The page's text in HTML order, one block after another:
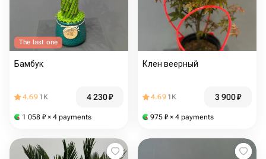
The last one
Бамбук
4.69 1K 4 230₽
1 058 ₽ × 4 payments
Клен веерный
4.69 1K 3 900₽
975 ₽ × 4 payments